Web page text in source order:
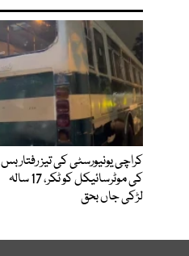
کراچی یونیورسٹی کی تیز رفتار بس
کی موٹرسائیکل کو ٹکر، 17 سالہ
لڑکی جاں بحق